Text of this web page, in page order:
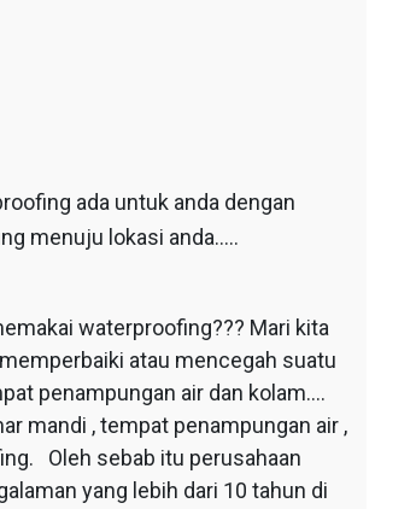
ada untuk anda dengan
menuju lokasi anda…..
waterproofing??? Mari kita
atau mencegah suatu
penampungan air dan kolam….
mandi , tempat penampungan air ,
Oleh sebab itu perusahaan
yang lebih dari 10 tahun di